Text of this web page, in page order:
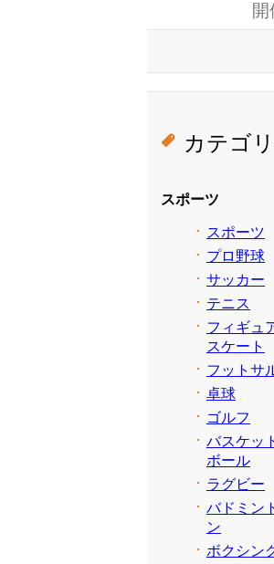
開
カテゴ
スポーツ
スポーツ
プロ野球
サッカー
テニス
フィギュ
スケート
フットサ
卓球
ゴルフ
バスケッ
ボール
ラグビー
バドミン
ン
ボクシン